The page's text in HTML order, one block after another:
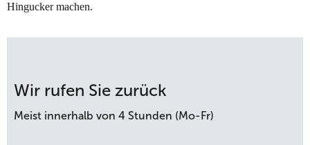
Hingucker machen.
Wir rufen Sie zurück
Meist innerhalb von 4 Stunden (Mo-Fr)